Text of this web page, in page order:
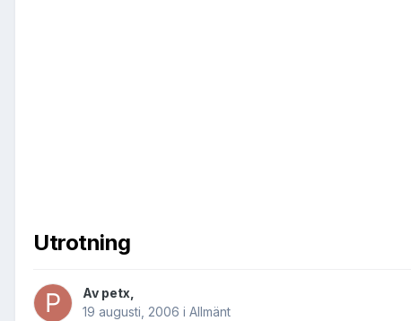
Utrotning
Av petx
19 augusti, 2006 i Allmänt